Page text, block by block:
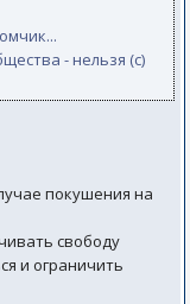
- нельзя (с)
покушения на
свободу
и ограничить